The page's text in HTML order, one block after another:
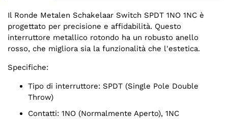
Il Ronde Metalen Schakelaar Switch SPDT 1NO 1NC è
progettato per precisione e affidabilità. Questo
interruttore metallico rotondo ha un robusto anello
rosso, che migliora sia la funzionalità che l'estetica.
Specifiche:
Tipo di interruttore: SPDT (Single Pole Double
Throw)
Contatti: 1NO (Normalmente Aperto), 1NC